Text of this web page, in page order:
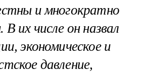
и многократно
их числе он назвал
экономическое и
давление,